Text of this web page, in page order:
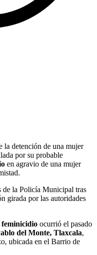
la detención de una mujer
por su probable
en agravio de una mujer
de la Policía Municipal tras
girada por las autoridades
feminicidio ocurrió el pasado
del Monte, Tlaxcala,
ubicada en el Barrio de